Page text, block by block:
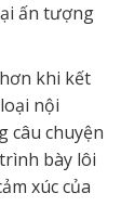
ấn tượng
khi kết
nội
câu chuyện
bày lôi
xúc của